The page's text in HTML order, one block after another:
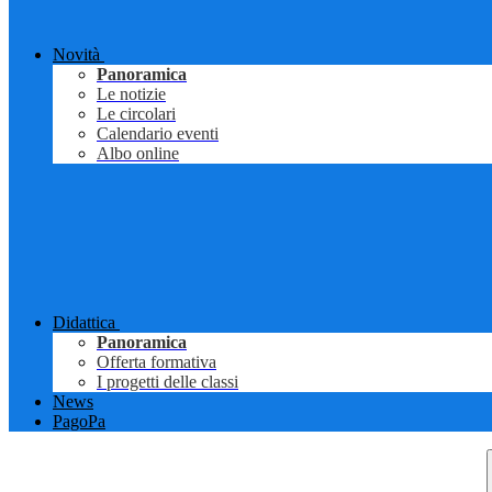
Novità
Panoramica
Le notizie
Le circolari
Calendario eventi
Albo online
Didattica
Panoramica
Offerta formativa
I progetti delle classi
News
PagoPa